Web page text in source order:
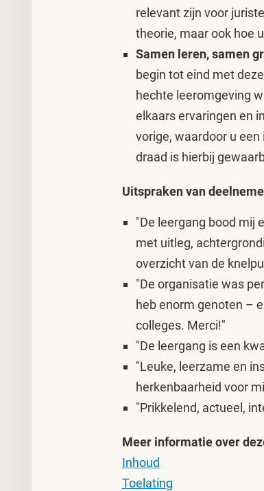
relevant zijn voor
theorie, maar ook hoe
Samen leren, samen
begin tot eind met
hechte leeromgeving
elkaars ervaringen en
vorige, waardoor u
draad is hierbij
Uitspraken van
"De leergang bood mij
met uitleg,
overzicht van de
"De organisatie was
heb enorm genoten –
colleges. Merci!"
"De leergang is een
"Leuke, leerzame en
herkenbaarheid voor
"Prikkelend, actueel,
Meer informatie over
Inhoud
Toelating